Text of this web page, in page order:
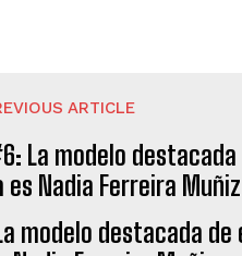
ARTICLE
modelo destacada de